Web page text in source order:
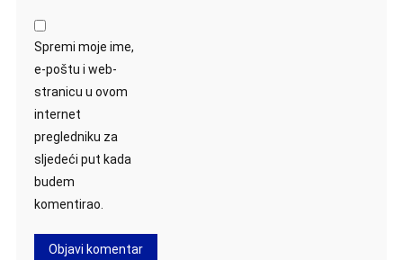
Spremi moje ime,
e-poštu i web-
stranicu u ovom
internet
pregledniku za
sljedeći put kada
budem
komentirao.